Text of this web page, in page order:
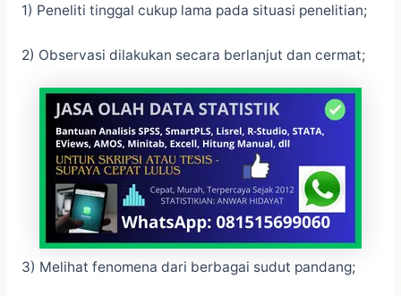
1) Peneliti tinggal cukup lama pada situasi penelitian;
2) Observasi dilakukan secara berlanjut dan cermat;
3) Melihat fenomena dari berbagai sudut pandang;